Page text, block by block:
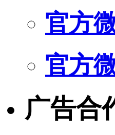
官方
官方
广告合